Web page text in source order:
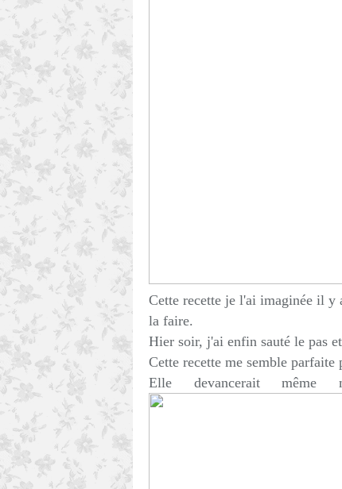
Cette recette je l'ai imaginée il y
la faire.
Hier soir, j'ai enfin sauté le pas
Cette recette me semble parfaite
Elle devancerait